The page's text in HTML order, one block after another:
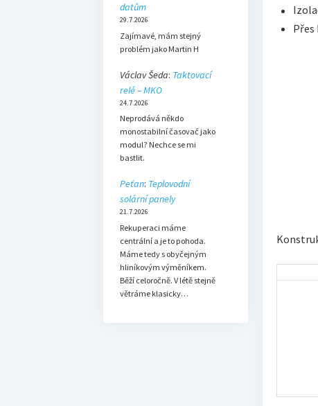
datům
29.7.2026
Zajímavé, mám stejný
problém jako Martin H
Václav Šeda: Taktovací
relé – MKO
24.7.2026
Neprodává někdo
monostabilní časovač jako
modul? Nechce se mi
bastlit.
Peťan: Teplovodní
solární panely
21.7.2026
Rekuperaci máme
centrální a je to pohoda.
Máme tedy s obyčejným
hliníkovým výměníkem.
Běží celoročně. V létě stejně
větráme klasicky…